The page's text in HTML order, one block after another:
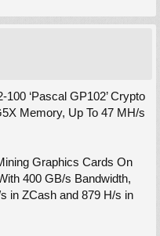
‘Pascal GP102’ Crypto
Memory, Up To 47 MH/s
Graphics Cards On
400 GB/s Bandwidth,
in ZCash and 879 H/s in